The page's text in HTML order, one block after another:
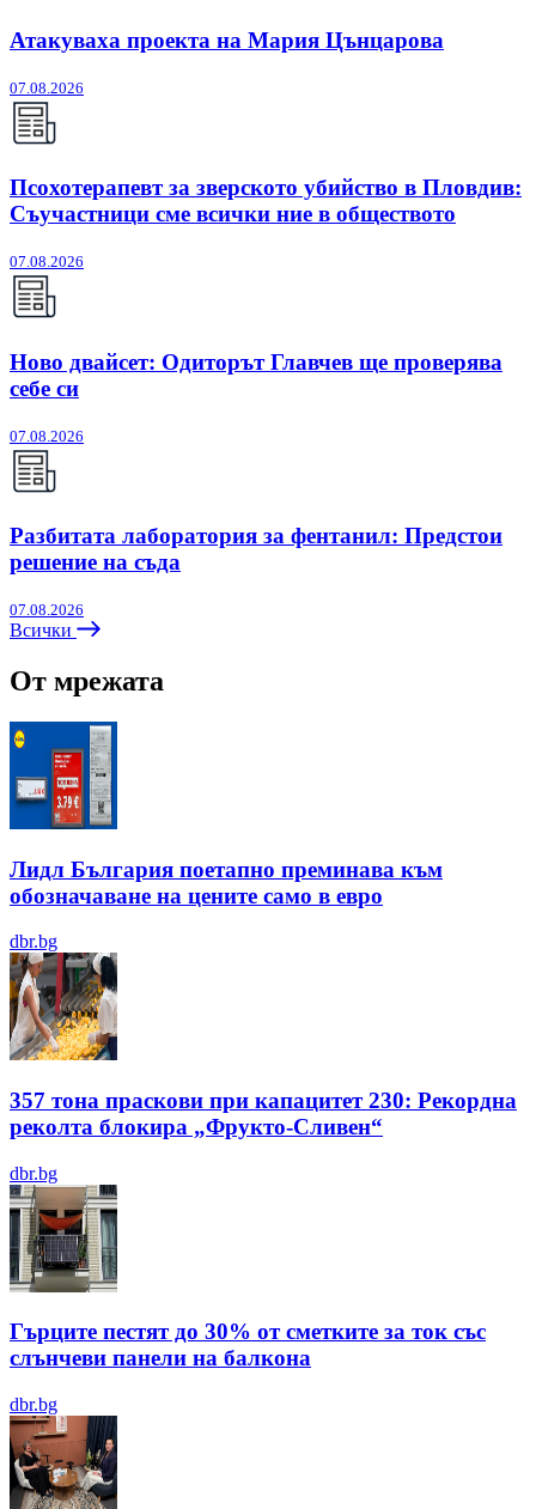
Атакуваха проекта на Мария Цънцарова
07.08.2026
Псохотерапевт за зверското убийство в Пловдив:
Съучастници сме всички ние в обществото
07.08.2026
Ново двайсет: Одиторът Главчев ще проверява
себе си
07.08.2026
Разбитата лаборатория за фентанил: Предстои
решение на съда
07.08.2026
Всички
От мрежата
Лидл България поетапно преминава към
обозначаване на цените само в евро
dbr.bg
357 тона праскови при капацитет 230: Рекордна
реколта блокира „Фрукто-Сливен“
dbr.bg
Гърците пестят до 30% от сметките за ток със
слънчеви панели на балкона
dbr.bg